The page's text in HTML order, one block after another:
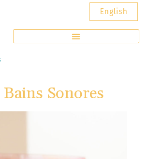
English
Bains Sonores